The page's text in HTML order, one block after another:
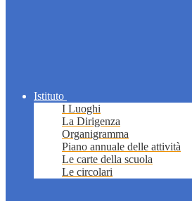
Istituto
I Luoghi
La Dirigenza
Organigramma
Piano annuale delle attività
Le carte della scuola
Le circolari